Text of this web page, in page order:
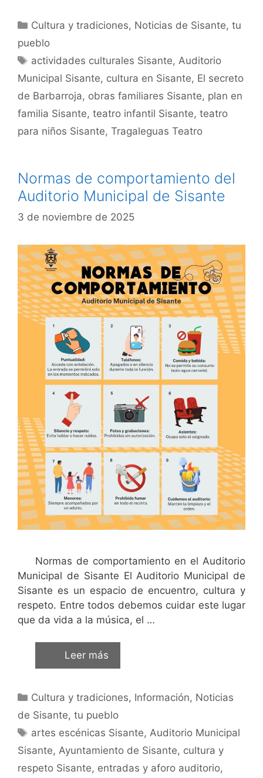
Cultura y tradiciones, Noticias de Sisante, tu
pueblo
actividades culturales Sisante,Auditorio
Municipal Sisante, cultura en Sisante, El secreto
de Barbarroja, obras familiares Sisante, plan en
familia Sisante, teatro infantil Sisante, teatro
para niños Sisante, Tragaleguas Teatro
Normas de comportamiento del
Auditorio Municipal de Sisante
3 de noviembre de 2025
Normas de comportamiento en el Auditorio
Municipal de Sisante El Auditorio Municipal de
Sisante es un espacio de encuentro, cultura y
respeto. Entre todos debemos cuidar este lugar
que da vida a la música, el …
Leer más
Cultura y tradiciones, Información, Noticias
de Sisante, tu pueblo
artes escénicas Sisante,Auditorio Municipal
Sisante, Ayuntamiento de Sisante, cultura y
respeto Sisante, entradas y aforo auditorio,